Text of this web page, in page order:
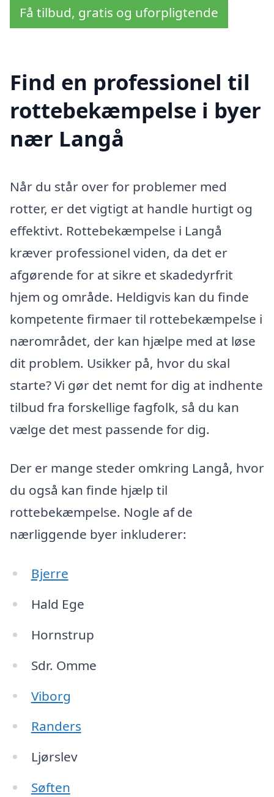
Få tilbud, gratis og uforpligtende
Find en professionel til
rottebekæmpelse i byer
nær Langå
Når du står over for problemer med
rotter, er det vigtigt at handle hurtigt og
effektivt. Rottebekæmpelse i Langå
kræver professionel viden, da det er
afgørende for at sikre et skadedyrfrit
hjem og område. Heldigvis kan du finde
kompetente firmaer til rottebekæmpelse i
nærområdet, der kan hjælpe med at løse
dit problem. Usikker på, hvor du skal
starte? Vi gør det nemt for dig at indhente
tilbud fra forskellige fagfolk, så du kan
vælge det mest passende for dig.
Der er mange steder omkring Langå, hvor
du også kan finde hjælp til
rottebekæmpelse. Nogle af de
nærliggende byer inkluderer:
Bjerre
Hald Ege
Hornstrup
Sdr. Omme
Viborg
Randers
Ljørslev
Søften